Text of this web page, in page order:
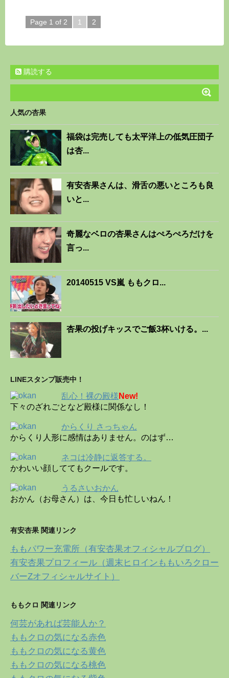
Page 1 of 2 1 2
購読する
人気の杏果
福袋は完売しても太平洋上の低気圧団子
は杏...
有安杏果さんは、滑舌の悪いところも良
いと...
奇麗なベロの杏果さんはぺろぺろだけを
言っ...
20140515 VS嵐 ももクロ...
杏果の投げキッスでご飯3杯いける。...
LINEスタンプ販売中！
乱心！裸の殿様 New!
下々のざれごとなど殿様に関係なし！
からくり さっちゃん
からくり人形に感情はありません。のはず…
ネコは冷静に返答する。
かわいい顔しててもクールです。
うるさいおかん
おかん（お母さん）は、今日も忙しいねん！
有安杏果 関連リンク
ももパワー充電所（有安杏果オフィシャルブログ）
有安杏果プロフィール（週末ヒロインももいろクロー
バーZオフィシャルサイト）
ももクロ 関連リンク
何芸があれば芸能人か？
ももクロの気になる赤色
ももクロの気になる黄色
ももクロの気になる桃色